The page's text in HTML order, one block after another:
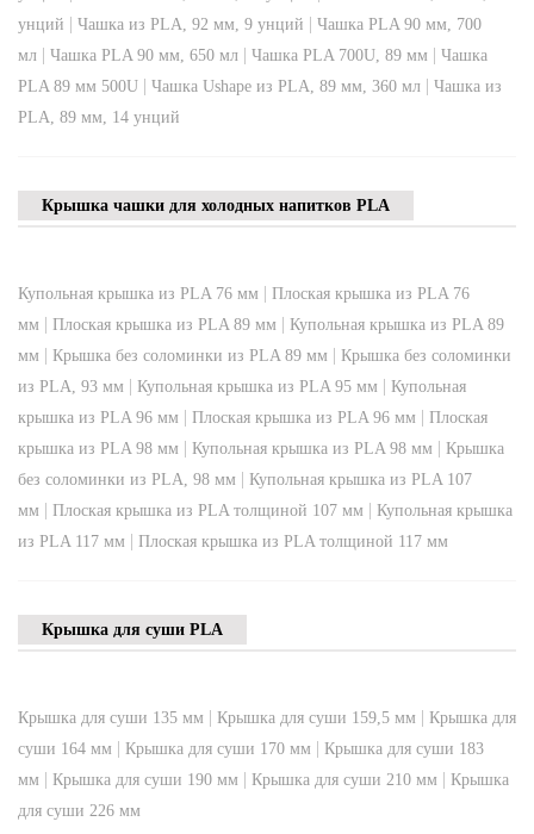
унций | Чашка из PLA, 92 мм, 9 унций | Чашка PLA 90 мм, 700
мл | Чашка PLA 90 мм, 650 мл | Чашка PLA 700U, 89 мм | Чашка
PLA 89 мм 500U | Чашка Ushape из PLA, 89 мм, 360 мл | Чашка из
PLA, 89 мм, 14 унций
Крышка чашки для холодных напитков PLA
Купольная крышка из PLA 76 мм | Плоская крышка из PLA 76
мм | Плоская крышка из PLA 89 мм | Купольная крышка из PLA 89
мм | Крышка без соломинки из PLA 89 мм | Крышка без соломинки
из PLA, 93 мм | Купольная крышка из PLA 95 мм | Купольная
крышка из PLA 96 мм | Плоская крышка из PLA 96 мм | Плоская
крышка из PLA 98 мм | Купольная крышка из PLA 98 мм | Крышка
без соломинки из PLA, 98 мм | Купольная крышка из PLA 107
мм | Плоская крышка из PLA толщиной 107 мм | Купольная крышка
из PLA 117 мм | Плоская крышка из PLA толщиной 117 мм
Крышка для суши PLA
Крышка для суши 135 мм | Крышка для суши 159,5 мм | Крышка для
суши 164 мм | Крышка для суши 170 мм | Крышка для суши 183
мм | Крышка для суши 190 мм | Крышка для суши 210 мм | Крышка
для суши 226 мм